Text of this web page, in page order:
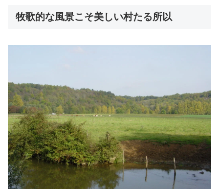
牧歌的な風景こそ美しい村たる所以